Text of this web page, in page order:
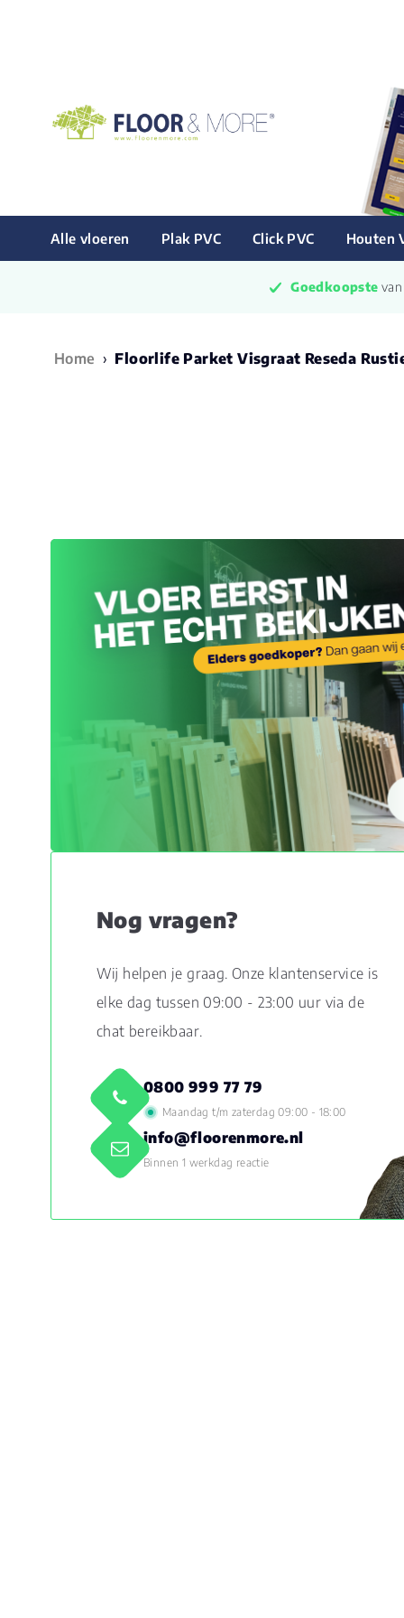
Alle vloeren Plak PVC Click PVC Houten
Goedkoopste
Home › Floorlife Parket Visgraat Reseda
Nog vragen?
Wij helpen je graag. Onze klantenservice is
elke dag tussen 09:00 - 23:00 uur via de
chat bereikbaar.
0800 999 77 79
Maandag t/m zaterdag 09:00 - 18:00
info@floorenmore.nl
Binnen 1 werkdag reactie